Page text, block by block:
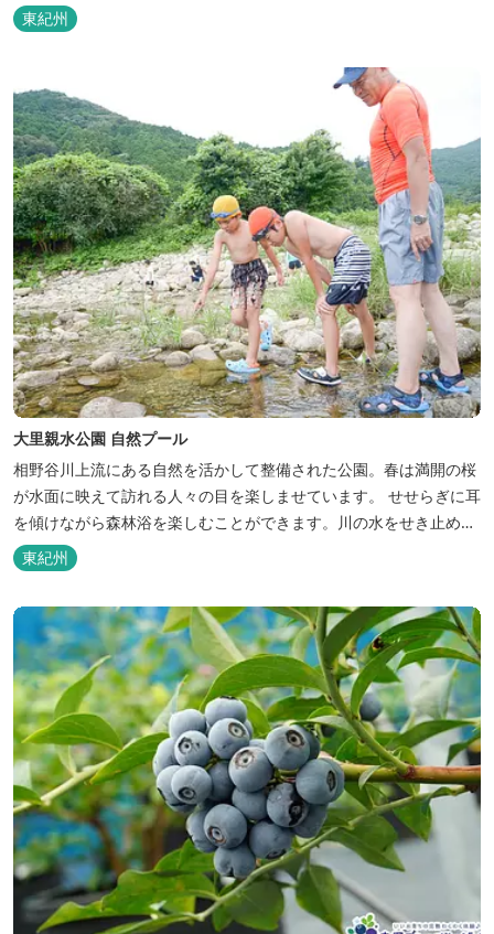
食やドリンクを販売しています。ビーチではフライボード・バナナ
ボート・サップ・カヤックなどマリンアクティビティ（有料）がお
楽しみいただけます。今年の夏はぜひ城ノ浜プール＆ビーチにお越
しください。
東紀州
大里親水公園 自然プール
相野谷川上流にある自然を活かして整備された公園。春は満開の桜
が水面に映えて訪れる人々の目を楽しませています。 せせらぎに耳
を傾けながら森林浴を楽しむことができます。川の水をせき止めて
作った自然のプールでは、水泳が楽しめ、鮎やハヤなどの生態観察
など自然を満喫できます。 三重県おすすめ海水浴場ビーチ特集はこ
ちら🏖
東紀州